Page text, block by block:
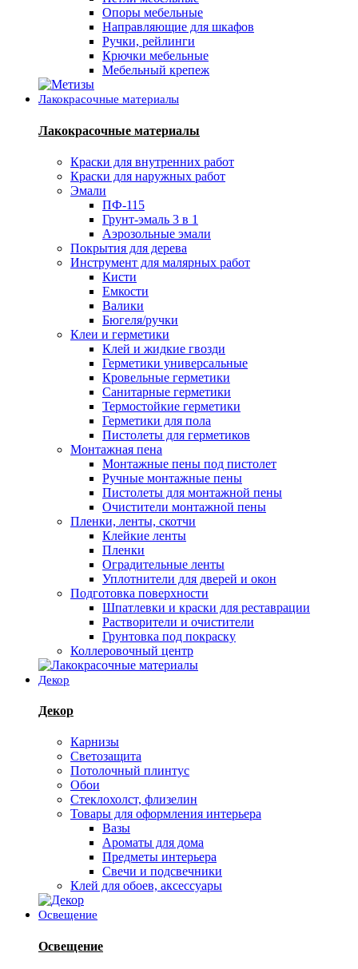
Опоры мебельные
Направляющие для шкафов
Ручки, рейлинги
Крючки мебельные
Мебельный крепеж
Лакокрасочные материалы
Лакокрасочные материалы
Краски для внутренних работ
Краски для наружных работ
Эмали
ПФ-115
Грунт-эмаль 3 в 1
Аэрозольные эмали
Покрытия для дерева
Инструмент для малярных работ
Кисти
Емкости
Валики
Бюгеля/ручки
Клеи и герметики
Клей и жидкие гвозди
Герметики универсальные
Кровельные герметики
Санитарные герметики
Термостойкие герметики
Герметики для пола
Пистолеты для герметиков
Монтажная пена
Монтажные пены под пистолет
Ручные монтажные пены
Пистолеты для монтажной пены
Очистители монтажной пены
Пленки, ленты, скотчи
Клейкие ленты
Пленки
Оградительные ленты
Уплотнители для дверей и окон
Подготовка поверхности
Шпатлевки и краски для реставрации
Растворители и очистители
Грунтовка под покраску
Коллеровочный центр
Декор
Декор
Карнизы
Светозащита
Потолочный плинтус
Обои
Стеклохолст, флизелин
Товары для оформления интерьера
Вазы
Ароматы для дома
Предметы интерьера
Свечи и подсвечники
Клей для обоев, аксессуары
Освещение
Освещение